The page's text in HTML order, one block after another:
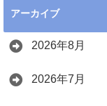
アーカイブ
2026年8月
2026年7月